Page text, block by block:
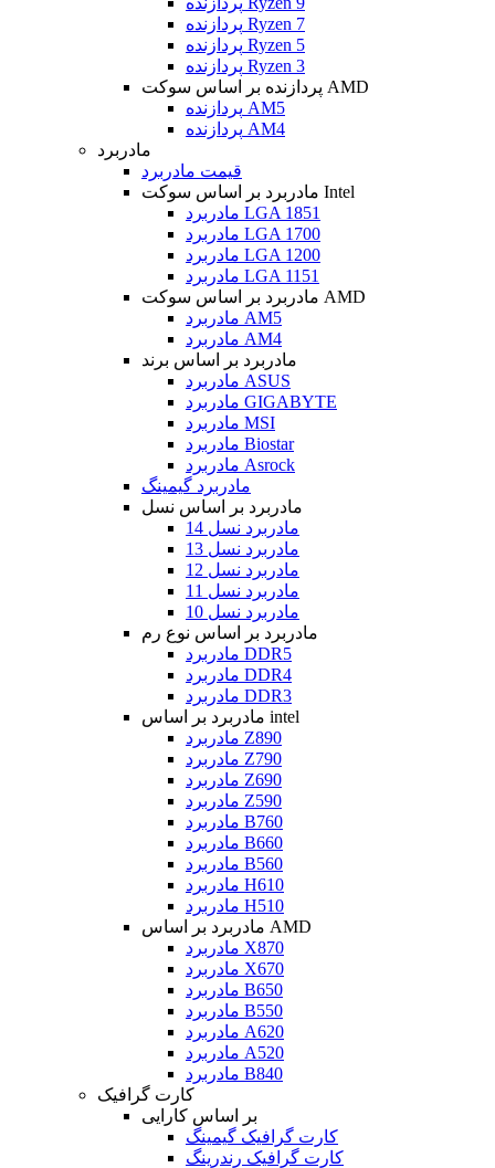
پردازنده Ryzen 7
پردازنده Ryzen 5
پردازنده Ryzen 3
پردازنده بر اساس سوکت AMD
پردازنده AM5
پردازنده AM4
مادربرد
قیمت مادربرد
مادربرد بر اساس سوکت Intel
مادربرد LGA 1851
مادربرد LGA 1700
مادربرد LGA 1200
مادربرد LGA 1151
مادربرد بر اساس سوکت AMD
مادربرد AM5
مادربرد AM4
مادربرد بر اساس برند
مادربرد ASUS
مادربرد GIGABYTE
مادربرد MSI
مادربرد Biostar
مادربرد Asrock
مادربرد گیمینگ
مادربرد بر اساس نسل
مادربرد نسل 14
مادربرد نسل 13
مادربرد نسل 12
مادربرد نسل 11
مادربرد نسل 10
مادربرد بر اساس نوع رم
مادربرد DDR5
مادربرد DDR4
مادربرد DDR3
مادربرد بر اساس intel
مادربرد Z890
مادربرد Z790
مادربرد Z690
مادربرد Z590
مادربرد B760
مادربرد B660
مادربرد B560
مادربرد H610
مادربرد H510
مادربرد بر اساس AMD
مادربرد X870
مادربرد X670
مادربرد B650
مادربرد B550
مادربرد A620
مادربرد A520
مادربرد B840
کارت گرافیک
بر اساس کارایی
کارت گرافیک گیمینگ
کارت گرافیک رندرینگ